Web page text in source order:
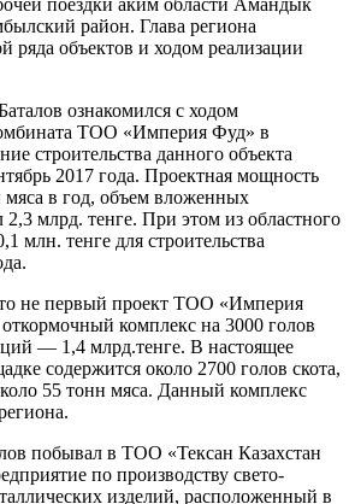
поездки аким области Амандык
район. Глава региона
ряда объектов и ходом реализации
ознакомился с ходом
ТОО «Империя Фуд» в
строительства данного объекта
2017 года. Проектная мощность
в год, объем вложенных
2,3 млрд. тенге. При этом из областного
млн. тенге для строительства
не первый проект ТОО «Империя
комплекс на 3000 голов
— 1,4 млрд.тенге. В настоящее
содержится около 2700 голов скота,
55 тонн мяса. Данный комплекс
побывал в ТОО «Тексан Казахстан
по производству свето-
изделий, расположенный в